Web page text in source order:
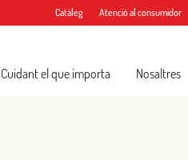
Catàleg Atenció al consumidor
Cuidant el que importa Nosaltres